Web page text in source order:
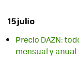
15 julio
Precio DAZN:
mensual y anual